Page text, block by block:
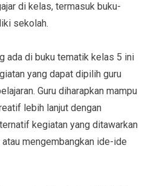
di kelas, termasuk buku-
sekolah.
ada di buku tematik kelas 5 ini
yang dapat dipilih guru
Guru diharapkan mampu
lebih lanjut dengan
kegiatan yang ditawarkan
mengembangkan ide-ide